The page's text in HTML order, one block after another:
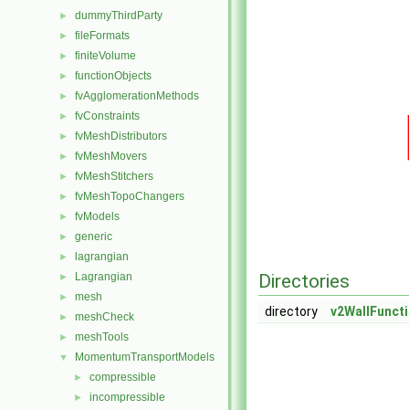
► dummyThirdParty
► fileFormats
► finiteVolume
► functionObjects
► fvAgglomerationMethods
► fvConstraints
► fvMeshDistributors
► fvMeshMovers
► fvMeshStitchers
► fvMeshTopoChangers
► fvModels
► generic
► lagrangian
► Lagrangian
► mesh
► meshCheck
► meshTools
▼ MomentumTransportModels
► compressible
► incompressible
Directories
directory